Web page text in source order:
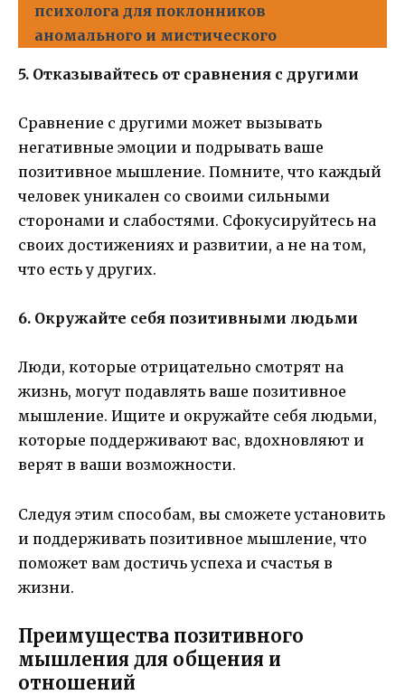
психолога для поклонников
аномального и мистического
5. Отказывайтесь от сравнения с другими
Сравнение с другими может вызывать
негативные эмоции и подрывать ваше
позитивное мышление. Помните, что каждый
человек уникален со своими сильными
сторонами и слабостями. Сфокусируйтесь на
своих достижениях и развитии, а не на том,
что есть у других.
6. Окружайте себя позитивными людьми
Люди, которые отрицательно смотрят на
жизнь, могут подавлять ваше позитивное
мышление. Ищите и окружайте себя людьми,
которые поддерживают вас, вдохновляют и
верят в ваши возможности.
Следуя этим способам, вы сможете установить
и поддерживать позитивное мышление, что
поможет вам достичь успеха и счастья в
жизни.
Преимущества позитивного
мышления для общения и
отношений